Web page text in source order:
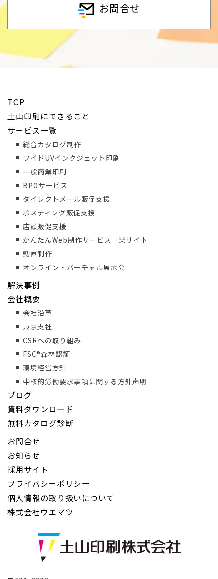
お問合せ
TOP
土山印刷にできること
サービス一覧
総合カタログ制作
ワイドUVインクジェット印刷
一般商業印刷
BPOサービス
ダイレクトメール販促支援
ポスティング販促支援
店頭販促支援
かんたんWeb制作サービス「楽サイト」
動画制作
オンライン・バーチャル展示会
解決事例
会社概要
会社沿革
東京支社
CSRへの取り組み
FSC®森林認証
環境経営方針
中核的労働要求事項に関する方針声明
ブログ
資料ダウンロード
無料カタログ診断
お問合せ
お知らせ
採用サイト
プライバシーポリシー
個人情報の取り扱いについて
株式会社ウエマツ